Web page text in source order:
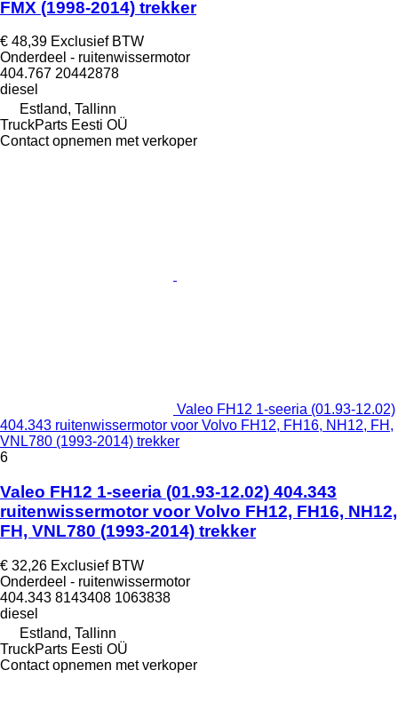
FMX (1998-2014) trekker
€ 48,39 Exclusief BTW
Onderdeel - ruitenwissermotor
404.767 20442878
diesel
Estland, Tallinn
TruckParts Eesti OÜ
Contact opnemen met verkoper
Valeo FH12 1-seeria (01.93-12.02)
404.343 ruitenwissermotor voor Volvo FH12, FH16, NH12, FH,
VNL780 (1993-2014) trekker
6
Valeo FH12 1-seeria (01.93-12.02) 404.343
ruitenwissermotor voor Volvo FH12, FH16, NH12,
FH, VNL780 (1993-2014) trekker
€ 32,26 Exclusief BTW
Onderdeel - ruitenwissermotor
404.343 8143408 1063838
diesel
Estland, Tallinn
TruckParts Eesti OÜ
Contact opnemen met verkoper